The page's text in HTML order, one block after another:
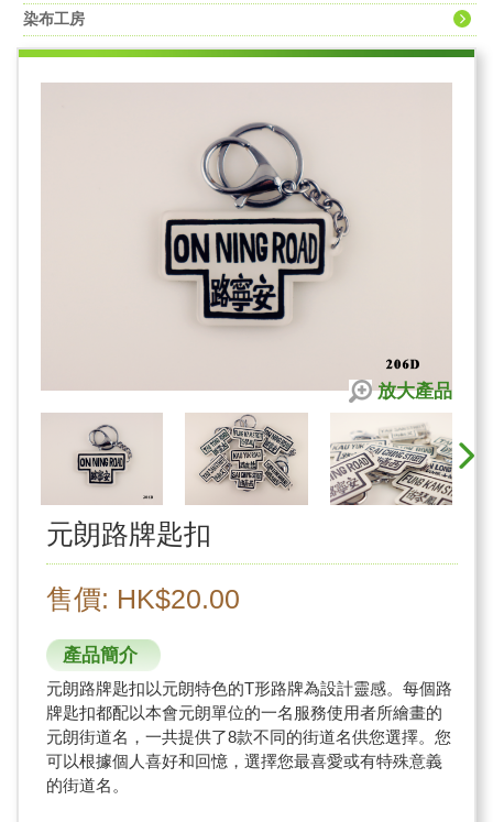
染布工房
放大產品
元朗路牌匙扣
售價: HK$20.00
產品簡介
元朗路牌匙扣以元朗特色的T形路牌為設計靈感。每個路
牌匙扣都配以本會元朗單位的一名服務使用者所繪畫的
元朗街道名，一共提供了8款不同的街道名供您選擇。您
可以根據個人喜好和回憶，選擇您最喜愛或有特殊意義
的街道名。